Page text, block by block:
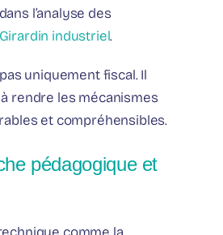
l’analyse des
industriel.
pas uniquement fiscal. Il
rendre les mécanismes
et compréhensibles.
pédagogique et